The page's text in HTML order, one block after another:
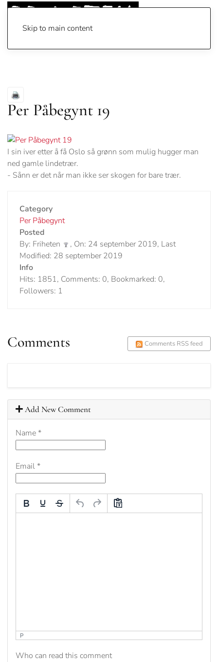
Skip to main content
Per Påbegynt 19
I sin iver etter å få Oslo så grønn som mulig hugger man
ned gamle lindetrær.
- Sånn er det når man ikke ser skogen for bare trær.
Category
Per Påbegynt
Posted
By: Friheten
, On: 24 september 2019, Last
Modified: 28 september 2019
Info
Hits: 1851, Comments: 0, Bookmarked: 0,
Followers: 1
Comments RSS feed
Comments
Add New Comment
Name*
Email*
P
Who can read this comment